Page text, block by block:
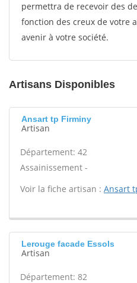
permettra de recevoir des
fonction des creux de votre
avenir à votre société.
Artisans Disponibles
Ansart tp Firminy
Artisan
Département: 42
Assainissement -
Voir la fiche artisan : Ansart
Lerouge facade Essols
Artisan
Département: 82